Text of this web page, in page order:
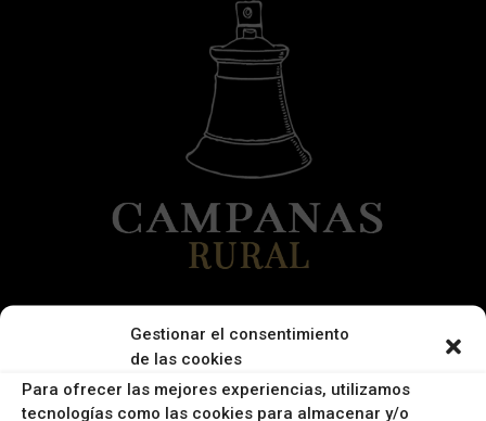
Gestionar el consentimiento
de las cookies
Para ofrecer las mejores experiencias, utilizamos
tecnologías como las cookies para almacenar y/o
DATOS DE CONTACTO
info@campanasrural.com